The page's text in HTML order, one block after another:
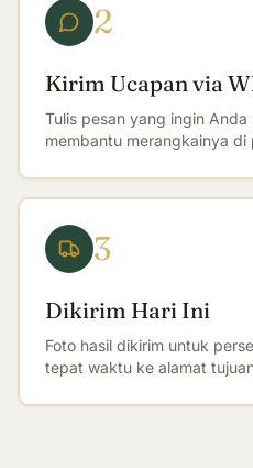
2
Kirim Ucapan via
Tulis pesan yang ingin
membantu merangkainya
3
Dikirim Hari Ini
Foto hasil dikirim untuk
tepat waktu ke alamat